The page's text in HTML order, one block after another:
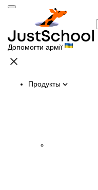
Допомогти армії
Продукты